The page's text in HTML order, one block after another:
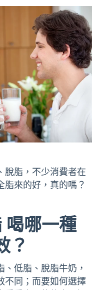
脫脂，不少消費者在
脂來的好，真的嗎？
喝哪一種
？
低脂、脫脂牛奶，
不同；而要如何選擇